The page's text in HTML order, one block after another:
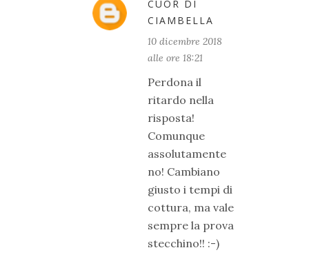
CUOR DI
CIAMBELLA
10 dicembre 2018
alle ore 18:21
Perdona il
ritardo nella
risposta!
Comunque
assolutamente
no! Cambiano
giusto i tempi di
cottura, ma vale
sempre la prova
stecchino!! :-)